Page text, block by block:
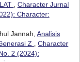
, Character Jurnal
Character:
Jannah, Analisis
Z , Character
2 (2024):